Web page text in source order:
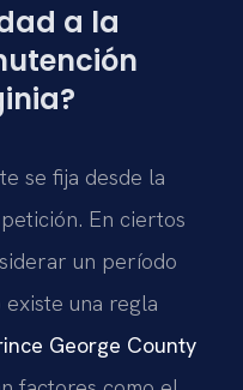
a la
se fija desde la
En ciertos
un período
una regla
George County